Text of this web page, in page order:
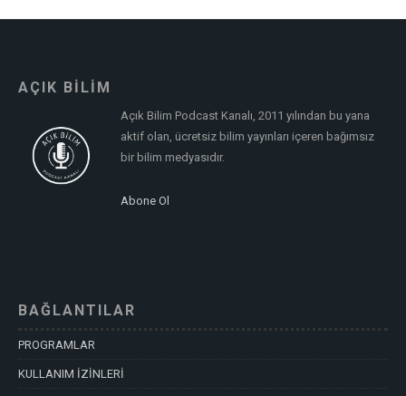
AÇIK BİLİM
Açık Bilim Podcast Kanalı, 2011 yılından bu yana
aktif olan, ücretsiz bilim yayınları içeren bağımsız
bir bilim medyasıdır.
Abone Ol
BAĞLANTILAR
PROGRAMLAR
KULLANIM İZİNLERİ